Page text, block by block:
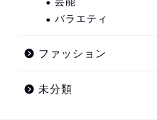
バラエティ
ファッション
未分類